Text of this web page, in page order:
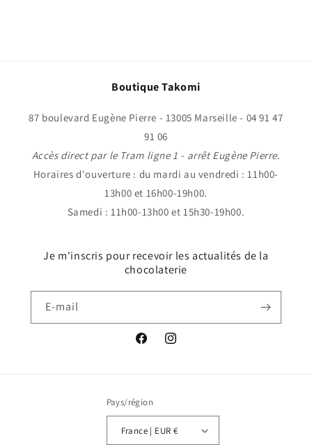
Boutique Takomi
87 boulevard Eugène Pierre - 13005 Marseille - 04 91 47
91 06
Accès direct par le Tram ligne 1 - arrêt Eugène Pierre.
Horaires d'ouverture : du mardi au vendredi : 11h00-
13h00 et 16h00-19h00.
Samedi : 11h00-13h00 et 15h30-19h00.
Je m'inscris pour recevoir les actualités de la
chocolaterie
E-mail
FacebookInstagram
Pays/région
France | EUR €